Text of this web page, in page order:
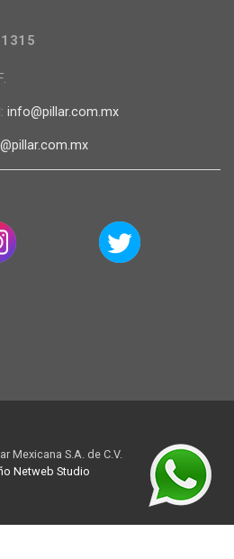
info@pillar.com.mx
Mexicana S.A. de C.V.
Netweb Studio